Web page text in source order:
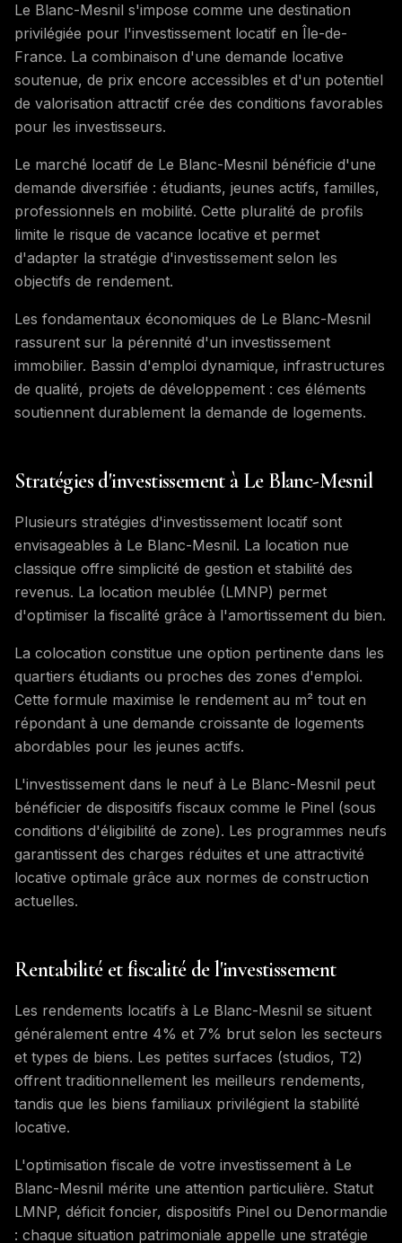
Le Blanc-Mesnil s'impose comme une destination
privilégiée pour l'investissement locatif en Île-de-
France. La combinaison d'une demande locative
soutenue, de prix encore accessibles et d'un potentiel
de valorisation attractif crée des conditions favorables
pour les investisseurs.
Le marché locatif de Le Blanc-Mesnil bénéficie d'une
demande diversifiée : étudiants, jeunes actifs, familles,
professionnels en mobilité. Cette pluralité de profils
limite le risque de vacance locative et permet
d'adapter la stratégie d'investissement selon les
objectifs de rendement.
Les fondamentaux économiques de Le Blanc-Mesnil
rassurent sur la pérennité d'un investissement
immobilier. Bassin d'emploi dynamique, infrastructures
de qualité, projets de développement : ces éléments
soutiennent durablement la demande de logements.
Stratégies d'investissement à Le Blanc-Mesnil
Plusieurs stratégies d'investissement locatif sont
envisageables à Le Blanc-Mesnil. La location nue
classique offre simplicité de gestion et stabilité des
revenus. La location meublée (LMNP) permet
d'optimiser la fiscalité grâce à l'amortissement du bien.
La colocation constitue une option pertinente dans les
quartiers étudiants ou proches des zones d'emploi.
Cette formule maximise le rendement au m² tout en
répondant à une demande croissante de logements
abordables pour les jeunes actifs.
L'investissement dans le neuf à Le Blanc-Mesnil peut
bénéficier de dispositifs fiscaux comme le Pinel (sous
conditions d'éligibilité de zone). Les programmes neufs
garantissent des charges réduites et une attractivité
locative optimale grâce aux normes de construction
actuelles.
Rentabilité et fiscalité de l'investissement
Les rendements locatifs à Le Blanc-Mesnil se situent
généralement entre 4% et 7% brut selon les secteurs
et types de biens. Les petites surfaces (studios, T2)
offrent traditionnellement les meilleurs rendements,
tandis que les biens familiaux privilégient la stabilité
locative.
L'optimisation fiscale de votre investissement à Le
Blanc-Mesnil mérite une attention particulière. Statut
LMNP, déficit foncier, dispositifs Pinel ou Denormandie
: chaque situation patrimoniale appelle une stratégie